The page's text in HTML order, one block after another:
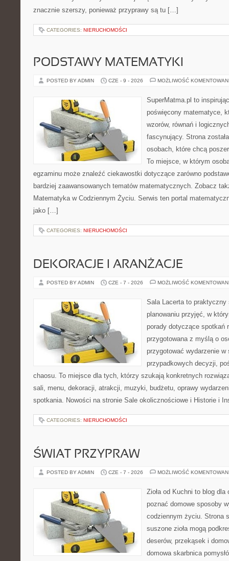
znacznie szerszy, ponieważ przyprawy są tu […]
CATEGORIES: NIERUCHOMOŚCI
PODSTAWY MATEMATYKI
POSTED BY ADMIN CZE - 9 - 2026 MOŻLIWOŚĆ
SuperMatma.pl to
poświęcony matematyce,
wzorów, równań i
fascynujący. Strona
osobach, które chcą
To miejsce, w którym
egzaminu może znaleźć ciekawostki dotyczące zarówno
bardziej zaawansowanych tematów matematycznych. Zobacz
Matematyka w Codziennym Życiu. Serwis ten portal
jako […]
CATEGORIES: NIERUCHOMOŚCI
DEKORACJE I ARANŻACJE
POSTED BY ADMIN CZE - 7 - 2026 MOŻLIWOŚĆ
Sala Lacerta to praktyczny
planowaniu przyjęć, w
porady dotyczące spotkań
przygotowana z myślą o
przygotować wydarzenie
przypadkowych decyzji,
chaosu. To miejsce dla tych, którzy szukają konkretnych
sali, menu, dekoracji, atrakcji, muzyki, budżetu, oprawy
spotkania. Nowości na stronie Sale okolicznościowe i Historie i
CATEGORIES: NIERUCHOMOŚCI
ŚWIAT PRZYPRAW
POSTED BY ADMIN CZE - 7 - 2026 MOŻLIWOŚĆ
Zioła od Kuchni to blog
poznać domowe sposoby
codziennym życiu. Strona
suszone zioła mogą
deserów, przekąsek i
domowa skarbnica